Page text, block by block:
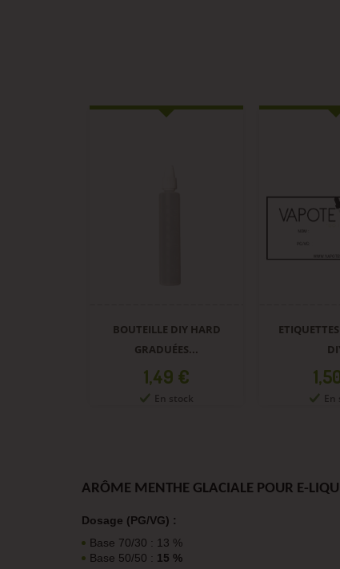
BOUTEILLE DIY HARD
GRADUÉES...
Prix
1,49 €
En stock En
ARÔME MENTHE GLACIALE POUR E-
Dosage (PG/VG) :
Base 70/30 : 13 %
Base 50/50 : 15 %